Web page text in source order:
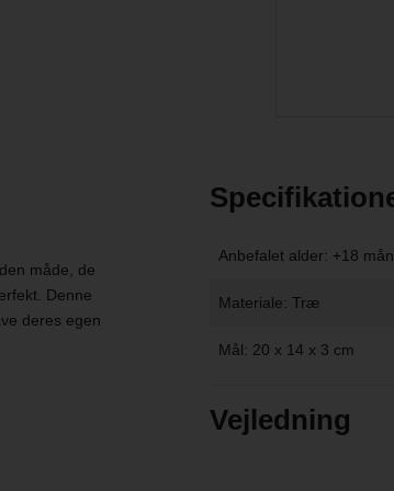
måde, de
Denne
deres egen
Anbefalet alder: +18
Materiale: Træ
Mål: 20 x 14 x 3 cm
Vejledning